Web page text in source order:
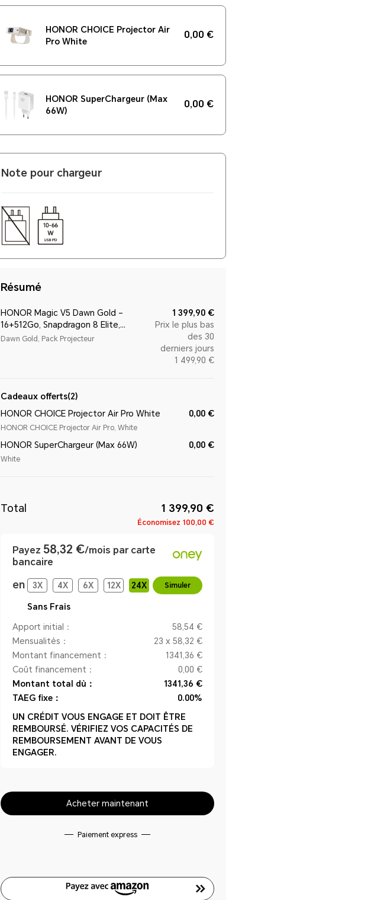
HONOR CHOICE Projector Air
Pro White
0,00 €
HONOR SuperChargeur (Max
66W)
0,00 €
Note pour chargeur
Résumé
HONOR Magic V5 Dawn Gold –
16+512Go, Snapdragon 8 Elite,
5820mAh, SuperCharge 66W, IP58 &
Dawn Gold, Pack Projecteur
1 399,90 €
Prix le plus bas
des 30
derniers jours
1 499,90 €
Cadeaux offerts(2)
HONOR CHOICE Projector Air Pro White
HONOR CHOICE Projector Air Pro, White
0,00 €
HONOR SuperChargeur (Max 66W)
White
0,00 €
Total 1 399,90 €
Économisez 100,00 €
Payez 58,32 €/mois par carte
bancaire
en 3X 4X 6X 12X 24X
Sans Frais
Simuler
Apport initial：
58,54 €
Mensualités：
23 x 58,32 €
Montant financement：
1341,36 €
Coût financement：
0,00 €
Montant total dù：
1341,36 €
TAEG fixe：
0.00%
UN CRÉDIT VOUS ENGAGE ET DOIT ÊTRE
REMBOURSÉ. VÉRIFIEZ VOS CAPACITÉS DE
REMBOURSEMENT AVANT DE VOUS
ENGAGER.
Acheter maintenant
Paiement express